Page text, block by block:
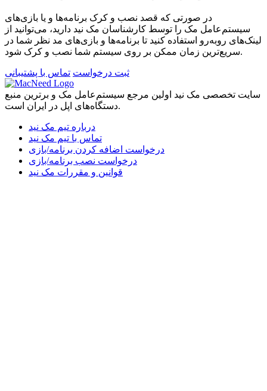
در صورتی که قصد نصب و کرک برنامه‌ها و یا بازی‌های
سیستم‌عامل مک را توسط کارشناسان مک نید دارید، می‌توانید از
لینک‌های رو‌به‌رو استفاده کنید تا برنامه‌ها و بازی‌های مد نظر شما در
سریع‌ترین زمان ممکن بر روی سیستم شما نصب و کرک شود.
ثبت درخواست تماس با پشتیبانی
سایت تخصصی مک نید اولین مرجع سیستم‌عامل مک و برترین منبع
دستگاه‌های اپل در ایران است.
درباره تیم مک نید
تماس با تیم مک نید
درخواست اضافه کردن برنامه/بازی
درخواست نصب برنامه/بازی
قوانین و مقررات مک نید